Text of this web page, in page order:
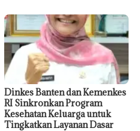
Dinkes Banten dan Kemenkes
RI Sinkronkan Program
Kesehatan Keluarga untuk
Tingkatkan Layanan Dasar